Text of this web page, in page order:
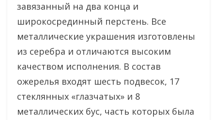
завязанный на два конца и
широкосрединный перстень. Все
металлические украшения изготовлены
из серебра и отличаются высоким
качеством исполнения. В состав
ожерелья входят шесть подвесок, 17
стеклянных «глазчатых» и 8
металлических бус, часть которых была